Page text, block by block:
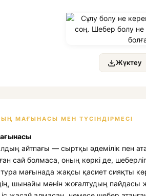
Жүктеу
МАҒЫНАСЫ МЕН ТҮСІНДІРМЕСІ
айтпағы — сыртқы әдемілік пен
сай болмаса, оның көркі де,
мағынада жақсы қасиет сияқты
шынайы мәнін жоғалтудың пайдасы